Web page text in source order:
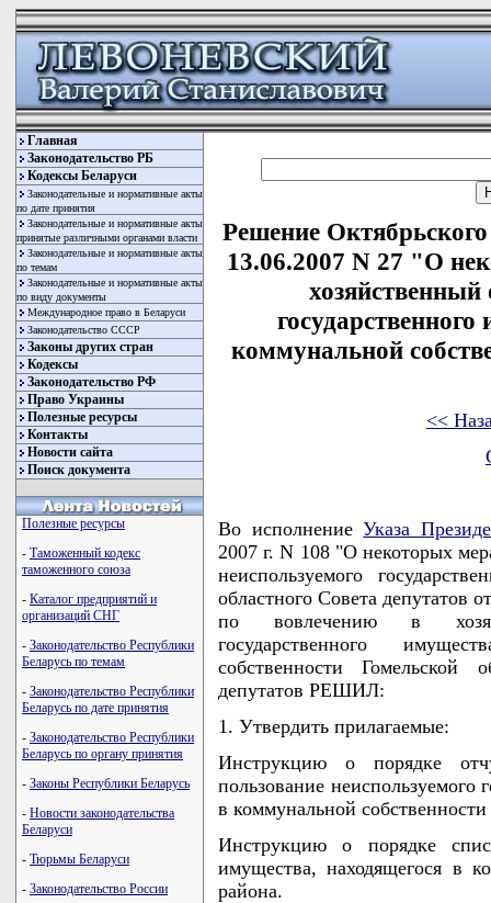
Главная
Законодательство РБ
Кодексы Беларуси
Законодательные и нормативные акты
по дате принятия
Законодательные и нормативные акты
принятые различными органами власти
Законодательные и нормативные акты
по темам
Законодательные и нормативные акты
по виду документы
Международное право в Беларуси
Законодательство СССР
Законы других стран
Кодексы
Законодательство РФ
Право Украины
Полезные ресурсы
Контакты
Новости сайта
Поиск документа
Полезные ресурсы
- Таможенный кодекс
таможенного союза
- Каталог предприятий и
организаций СНГ
- Законодательство Республики
Беларусь по темам
- Законодательство Республики
Беларусь по дате принятия
- Законодательство Республики
Беларусь по органу принятия
- Законы Республики Беларусь
- Новости законодательства
Беларуси
- Тюрьмы Беларуси
- Законодательство России
Решение
13.06.2007 N 27 "О
хозяйственный
коммунальной
<<
Во исполнениеУказа
2007 г. N 108 "О некоторых
неиспользуемого
областного Совета депутатов
по вовлечению в
государственного
собственности Гомельской
депутатов РЕШИЛ:
1. Утвердить прилагаемые:
Инструкцию о порядке
пользование неиспользуемого
в коммунальной
Инструкцию о порядке
имущества, находящегося в
района.